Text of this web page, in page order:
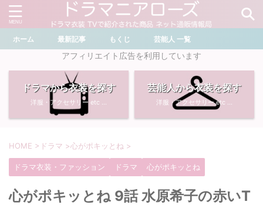
＼ ドラマ・芸能人を検索 ／
おすすめ検索ワード
川口春奈
・石原さとみ
・菜々緒
・堀田真由
岡崎紗絵
・わたしの宝物
ホーム 最新記事 もくじ 芸能人 一覧
アフィリエイト広告を利用しています
ドラマから衣装を探す
洋服・アクセサリー etc ...
芸能人から衣装を探す
洋服・アクセサリー etc ...
HOME > ドラマ >心がポキッとね >
ドラマ衣装・ファッション ドラマ 心がポキッとね
心がポキッとね 9話 水原希子の赤いT